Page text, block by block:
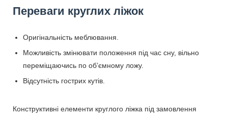
Переваги круглих ліжок
Оригінальність меблювання.
Можливість змінювати положення під час сну, вільно
переміщаючись по об’ємному ложу.
Відсутність гострих кутів.
Конструктивні елементи круглого ліжка під замовлення